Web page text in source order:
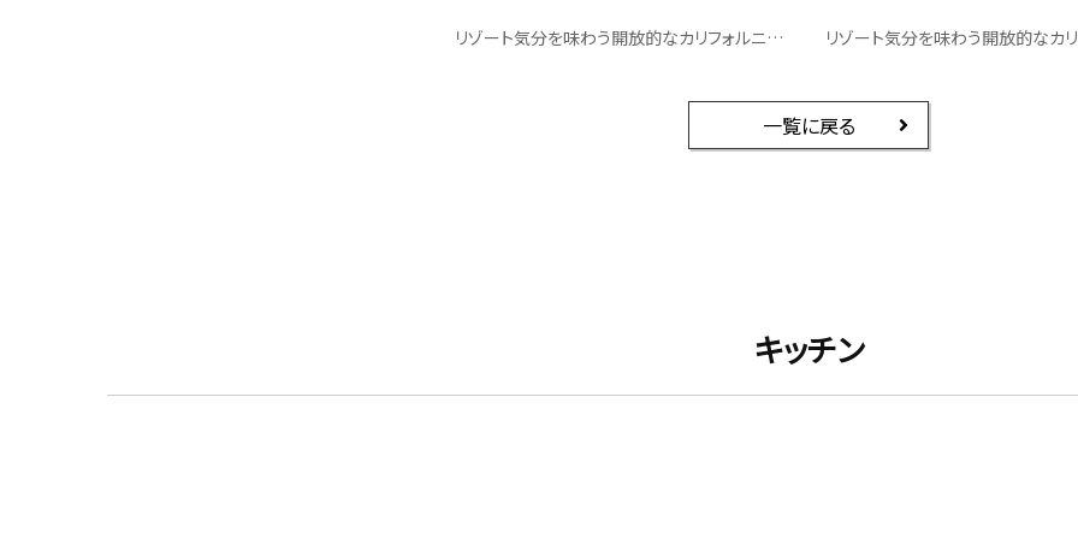
リゾート気分を味わう開放的なカリフォルニアハウス｜キッチン
一覧に戻る
キッチン